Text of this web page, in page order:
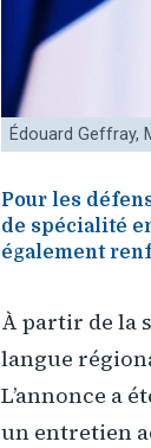
Édouard Geffray,
Pour les
de spécialité
également
À partir de la
langue
L’annonce a
un entretien